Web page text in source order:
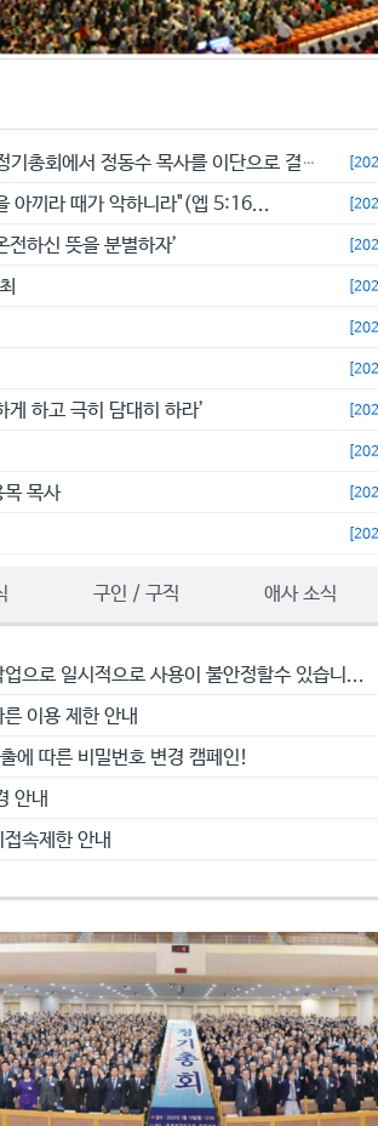
예수교대한하나님의성회 제75차 정기총회에서 정동수 목사를 이단으로 결의...
아끼라 때가 악하니라"(엡 5:16...
하신 뜻을 분별하자’
하고 극히 담대히 하라’
목 목사
구인 / 구직 애사 소식
으로 일시적으로 사용이 불안정할수 있습니...
이용 제한 안내
에 따른 비밀번호 변경 캠페인!
안내
속제한 안내